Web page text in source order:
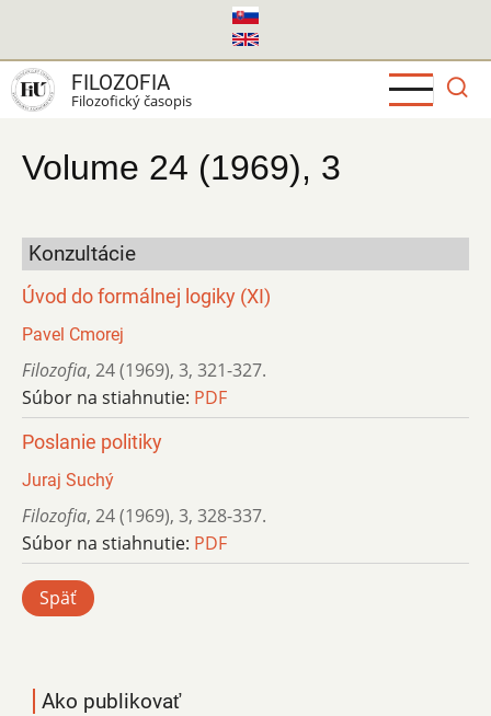
hlavný
obsah
FILOZOFIA
Filozofický časopis
Volume 24 (1969), 3
Konzultácie
Úvod do formálnej logiky (XI)
Pavel Cmorej
Filozofia, 24 (1969), 3, 321-327.
Súbor na stiahnutie: PDF
Poslanie politiky
Juraj Suchý
Filozofia, 24 (1969), 3, 328-337.
Súbor na stiahnutie: PDF
Späť
Ako publikovať